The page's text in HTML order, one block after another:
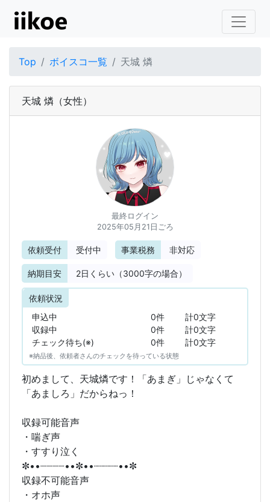
Top ボイスコ一覧 天城 燐
天城 燐 （女性）
最終ログイン
2025年05月21日ごろ
依頼受付 受付中 事業税務 非対応
納期目安 2日くらい（3000字の場合）
依頼状況
申込中
0件
計0文字
収録中
0件
計0文字
チェック待ち(※)
0件 計0文字
※納品後、依頼者さんのチェックを待っている状態
初めまして、天城燐です！「あまぎ」じゃなくて
「あましろ」だからねっ！
収録可能音声
・喘ぎ声
・すすり泣く
✼••┈┈┈┈••✼••┈┈┈┈••✼
収録不可能音声
・オホ声